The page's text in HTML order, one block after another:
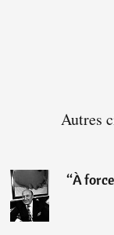
Autres
“À